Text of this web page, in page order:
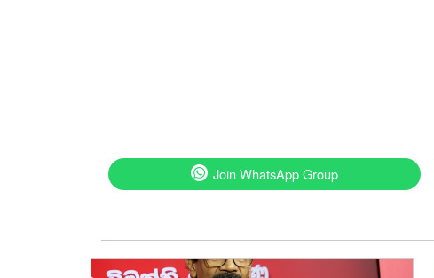
Join WhatsApp Group